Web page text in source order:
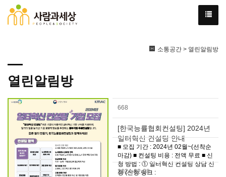
소통공간 > 열린알림방
열린알림방
668
[한국능률협회컨설팅] 2024년
일터혁신 컨설팅 안내
■ 모집 기간 : 2024년 02월~(선착순
마감) ■ 컨설팅 비용 : 전액 무료 ■ 신
청 방법 : ① 일터혁신 컨설팅 상담 신
청 (신청 링크 :
2024-02-28